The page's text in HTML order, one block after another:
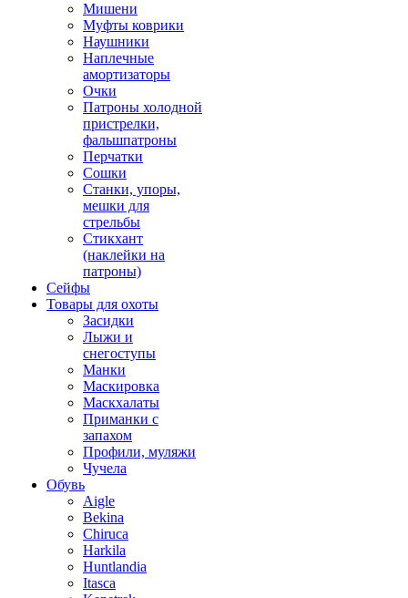
Мишени
Муфты коврики
Наушники
Наплечные
амортизаторы
Очки
Патроны холодной
пристрелки,
фальшпатроны
Перчатки
Сошки
Станки, упоры,
мешки для
стрельбы
Стикхант
(наклейки на
патроны)
Сейфы
Товары для охоты
Засидки
Лыжи и
снегоступы
Манки
Маскировка
Маскхалаты
Приманки с
запахом
Профили, муляжи
Чучела
Обувь
Aigle
Bekina
Chiruсa
Harkila
Huntlandia
Itasca